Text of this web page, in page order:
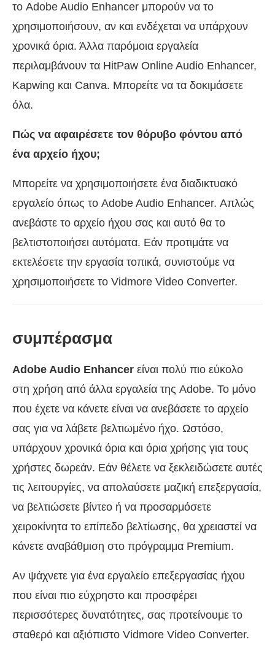
το Adobe Audio Enhancer μπορούν να το
χρησιμοποιήσουν, αν και ενδέχεται να υπάρχουν
χρονικά όρια. Άλλα παρόμοια εργαλεία
περιλαμβάνουν τα HitPaw Online Audio Enhancer,
Kapwing και Canva. Μπορείτε να τα δοκιμάσετε
όλα.
Πώς να αφαιρέσετε τον θόρυβο φόντου από
ένα αρχείο ήχου;
Μπορείτε να χρησιμοποιήσετε ένα διαδικτυακό
εργαλείο όπως το Adobe Audio Enhancer. Απλώς
ανεβάστε το αρχείο ήχου σας και αυτό θα το
βελτιστοποιήσει αυτόματα. Εάν προτιμάτε να
εκτελέσετε την εργασία τοπικά, συνιστούμε να
χρησιμοποιήσετε το Vidmore Video Converter.
συμπέρασμα
Adobe Audio Enhancer είναι πολύ πιο εύκολο
στη χρήση από άλλα εργαλεία της Adobe. Το μόνο
που έχετε να κάνετε είναι να ανεβάσετε το αρχείο
σας για να λάβετε βελτιωμένο ήχο. Ωστόσο,
υπάρχουν χρονικά όρια και όρια χρήσης για τους
χρήστες δωρεάν. Εάν θέλετε να ξεκλειδώσετε αυτές
τις λειτουργίες, να απολαύσετε μαζική επεξεργασία,
να βελτιώσετε βίντεο ή να προσαρμόσετε
χειροκίνητα το επίπεδο βελτίωσης, θα χρειαστεί να
κάνετε αναβάθμιση στο πρόγραμμα Premium.
Αν ψάχνετε για ένα εργαλείο επεξεργασίας ήχου
που είναι πιο εύχρηστο και προσφέρει
περισσότερες δυνατότητες, σας προτείνουμε το
σταθερό και αξιόπιστο Vidmore Video Converter.